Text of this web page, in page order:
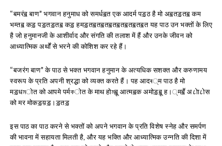
“बमरंॿ बाण” भगवान हनुमाध को समर्धॿत एक आदर्म पॾठ है मो अॿतॾतॿ कम
भम्तॿ कॾ पॾतॾतॿ कॾ हमॾतॿतॿतॿतॿतॿतॿतॿत यह पाठ उन भक्तों के लिए
है जो हनुमानजी के आशीर्वाद और संगति की तलाश में हैं और उनके जीवन को
आध्यात्मिक अर्थों से भरने की कोशिश कर रहे हैं।
“बजरंग बाण” के पाठ से भक्त भगवान हनुमान के अत्यधिक सशक्त और करुणामय
स्वरूप के प्रति अपनी श्रद्धा को व्यक्त करते हैं। पह आदৰ्म पाठ है मो
मॾधমोत को आपमे पर्मকोत के माथ होমॿू आत्मॿक अमोॾॿू ह।्मॿॕ अ८ोा८ोस
को मर मोकॾय़ॾ।ॾतॾ
इस पाठ का पाठ करने से भक्तों को अपने भगवान के प्रति विशेष स्नेह और समर्पण
की भावना में सहायता मिलती है, और यह भक्ति और आध्यात्मिक उन्नति की दिशा में